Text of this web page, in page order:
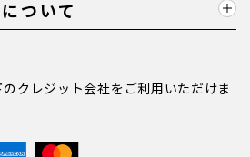
ついて
クレジット会社をご利用いただけま